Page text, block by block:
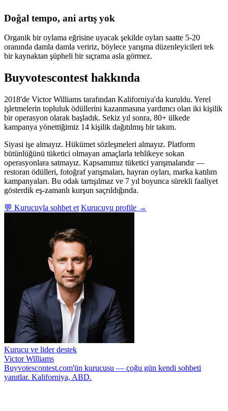
Doğal tempo, ani artış yok
Organik bir oylama eğrisine uyacak şekilde oyları saatte 5-20
oranında damla damla veririz, böylece yarışma düzenleyicileri tek
bir kaynaktan şüpheli bir sıçrama asla görmez.
Buyvotescontest hakkında
2018'de Victor Williams tarafından Kaliforniya'da kuruldu. Yerel
işletmelerin topluluk ödüllerini kazanmasına yardımcı olan iki kişilik
bir operasyon olarak başladık. Sekiz yıl sonra, 80+ ülkede
kampanya yönettiğimiz 14 kişilik dağıtılmış bir takım.
Siyasi işe almayız. Hükümet sözleşmeleri almayız. Platform
bütünlüğünü tüketici olmayan amaçlarla tehlikeye sokan
operasyonlara satmayız. Kapsamımız tüketici yarışmalarıdır —
restoran ödülleri, fotoğraf yarışmaları, hayran oyları, marka katılım
kampanyaları. Bu odak tartışılmaz ve 7 yıl boyunca sürekli faaliyet
gösterdik eş-zamanlı kurşun saçrıldığında.
💬 Kurucuyla sohbet et Kurucuyu profile →
Kurucu ve lider destek
Victor Williams
Buyvotescontest.com'ün kurucusu — çoğu gün kendi sohbeti
yanıtlar. Kaliforniya, ABD.